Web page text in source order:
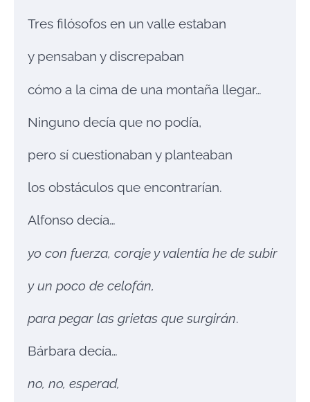
Tres filósofos en un valle estaban
y pensaban y discrepaban
cómo a la cima de una montaña llegar…
Ninguno decía que no podía,
pero sí cuestionaban y planteaban
los obstáculos que encontrarían.
Alfonso decía…
yo con fuerza, coraje y valentía he de subir
y un poco de celofán,
para pegar las grietas que surgirán.
Bárbara decía…
no, no, esperad,